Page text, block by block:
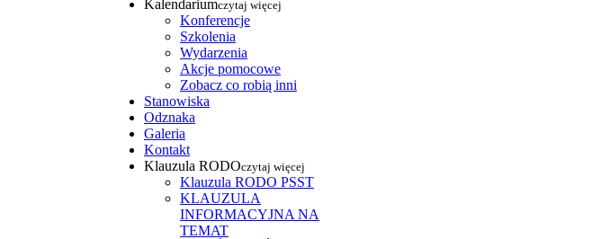
Kalendariumczytaj więcej
Konferencje
Szkolenia
Wydarzenia
Akcje pomocowe
Zobacz co robią inni
Stanowiska
Odznaka
Galeria
Kontakt
Klauzula RODOczytaj więcej
Klauzula RODO PSST
KLAUZULA
INFORMACYJNA NA
TEMAT